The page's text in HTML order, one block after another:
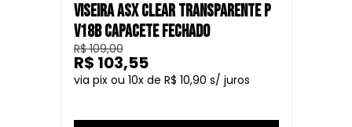
VISEIRA ASX CLEAR TRANSPARENTE P
V18B CAPACETE FECHADO
R$ 109,00
10
R$ 10,90
R$ 103,55